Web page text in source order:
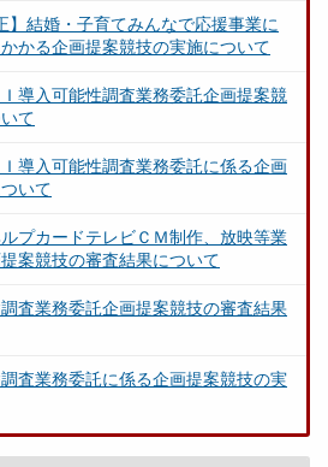
】結婚・子育てみんなで応援事業に
かる企画提案競技の実施について
導入可能性調査業務委託企画提案競
て
導入可能性調査業務委託に係る企画
いて
プカードテレビＣＭ制作、放映等業
案競技の審査結果について
査業務委託企画提案競技の審査結果
査業務委託に係る企画提案競技の実